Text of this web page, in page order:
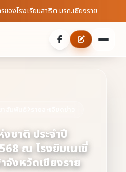
ของโรงเรียนสาธิต มรภ.เชียงราย
ชาติ ประจำปี
ณ โรงยิมเนเซี่
งหวัดเชียงราย